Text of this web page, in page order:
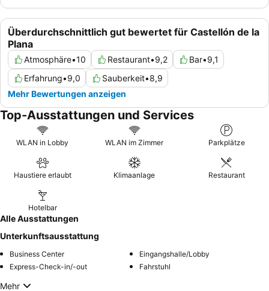
Überdurchschnittlich gut bewertet für Castellón de la
Plana
Atmosphäre•10 Restaurant•9,2 Bar•9,1
Erfahrung•9,0 Sauberkeit•8,9
Mehr Bewertungen anzeigen
Top-Ausstattungen und Services
WLAN in Lobby WLAN im Zimmer Parkplätze
Haustiere erlaubt Klimaanlage Restaurant
Hotelbar
Alle Ausstattungen
Unterkunftsausstattung
Business Center
Eingangshalle/Lobby
Express-Check-in/-out
Fahrstuhl
Mehr